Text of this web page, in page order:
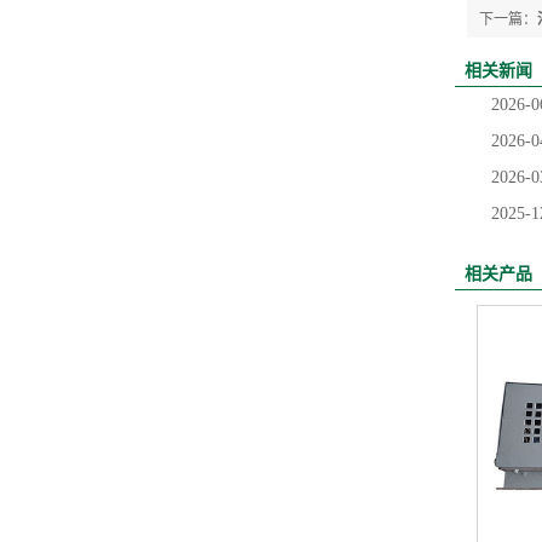
下一篇：
相关新闻
2026-
2026-
2026-
2025-
相关产品